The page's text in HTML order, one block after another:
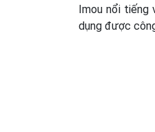
Imou nổi tiếng
dụng được